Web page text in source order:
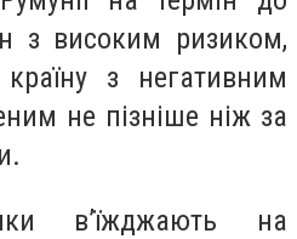
з високим ризиком,
з негативним
не пізніше ніж за
в’їжджають на